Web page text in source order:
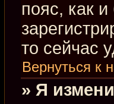
пояс, как
то сейчас
Вернуться к
» Я